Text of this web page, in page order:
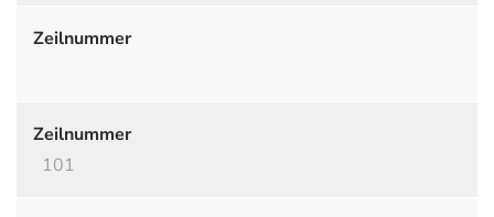
Zeilnummer
Zeilnummer
101